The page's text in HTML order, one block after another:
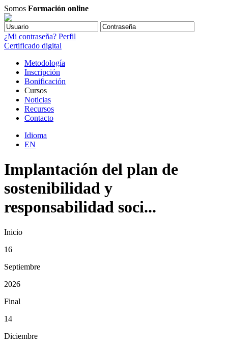
Somos Formación online
¿Mi contraseña? Perfil
Certificado digital
Metodología
Inscripción
Bonificación
Cursos
Noticias
Recursos
Contacto
Idioma
EN
Implantación del plan de
sostenibilidad y
responsabilidad soci...
Inicio
16
Septiembre
2026
Final
14
Diciembre